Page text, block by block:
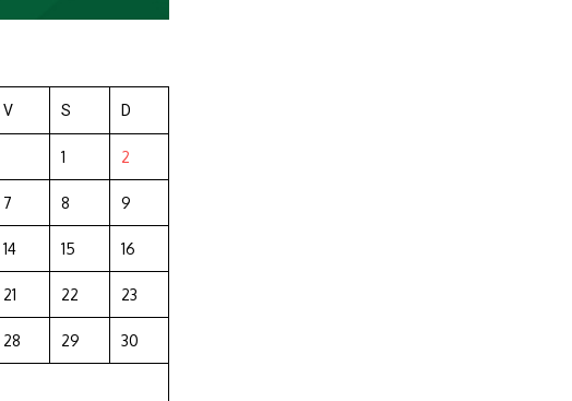
V S D
1 2
7 8 9
14 15 16
21 22 23
28 29 30